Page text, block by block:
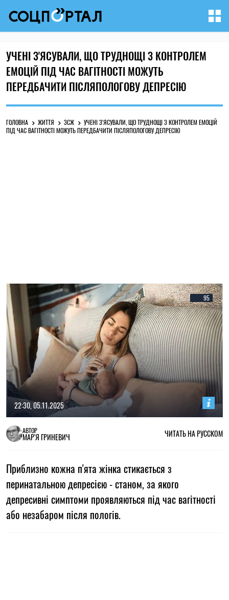
УЧЕНІ З'ЯСУВАЛИ, ЩО ТРУДНОЩІ З КОНТРОЛЕМ
ЕМОЦІЙ ПІД ЧАС ВАГІТНОСТІ МОЖУТЬ
ПЕРЕДБАЧИТИ ПІСЛЯПОЛОГОВУ ДЕПРЕСІЮ
ГОЛОВНА ЖИТТЯ ЗСЖ
УЧЕНІ З'ЯСУВАЛИ, ЩО ТРУДНОЩІ З КОНТРОЛЕМ ЕМОЦІЙ
ПІД ЧАС ВАГІТНОСТІ МОЖУТЬ ПЕРЕДБАЧИТИ ПІСЛЯПОЛОГОВУ ДЕПРЕСІЮ
95
22:30, 05.11.2025
АВТОР
МАР'Я ГРИНЕВИЧ ЧИТАТЬ НА РУССКОМ
Приблизно кожна п'ята жінка стикається з
перинатальною депресією - станом, за якого
депресивні симптоми проявляються під час вагітності
або незабаром після пологів.